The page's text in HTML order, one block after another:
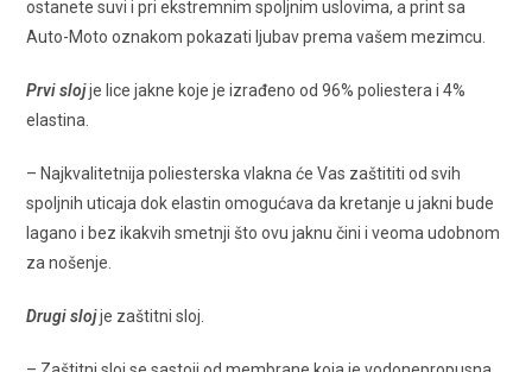
ostanete suvi i pri ekstremnim spoljnim uslovima, a print sa
Auto-Moto oznakom pokazati ljubav prema vašem mezimcu.
Prvi slojje lice jakne koje je izrađeno od 96% poliestera i 4%
elastina.
– Najkvalitetnija poliesterska vlakna će Vas zaštititi od svih
spoljnih uticaja dok elastin omogućava da kretanje u jakni bude
lagano i bez ikakvih smetnji što ovu jaknu čini i veoma udobnom
za nošenje.
Drugi slojje zaštitni sloj.